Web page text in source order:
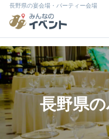
長野県の宴会場・パーティー会場
長野県